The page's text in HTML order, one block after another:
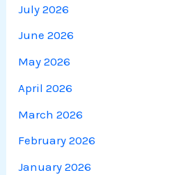
July 2026
June 2026
May 2026
April 2026
March 2026
February 2026
January 2026